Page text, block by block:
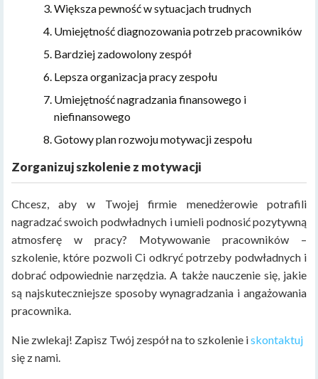
Większa pewność w sytuacjach trudnych
Umiejętność diagnozowania potrzeb pracowników
Bardziej zadowolony zespół
Lepsza organizacja pracy zespołu
Umiejętność nagradzania finansowego i
niefinansowego
Gotowy plan rozwoju motywacji zespołu
Zorganizuj szkolenie z motywacji
Chcesz, aby w Twojej firmie menedżerowie potrafili
nagradzać swoich podwładnych i umieli podnosić pozytywną
atmosferę w pracy? Motywowanie pracowników –
szkolenie, które pozwoli Ci odkryć potrzeby podwładnych i
dobrać odpowiednie narzędzia. A także nauczenie się, jakie
są najskuteczniejsze sposoby wynagradzania i angażowania
pracownika.
Nie zwlekaj! Zapisz Twój zespół na to szkolenie iskontaktuj
się z nami.